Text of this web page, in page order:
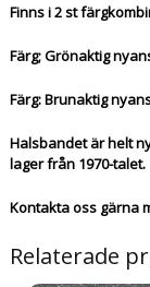
Finns i 2 st
Färg; Grönaktig
Färg: Brunaktig
Halsbandet är helt
lager från 1970-talet.
Kontakta oss gärna
Relaterade